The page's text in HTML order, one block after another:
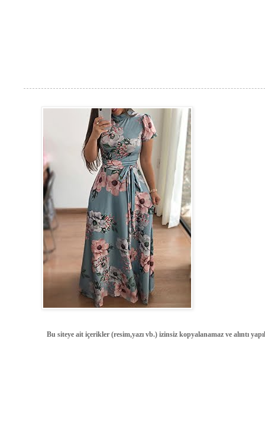
Bu siteye ait içerikler (resim,yazı vb.) izinsiz kopyalanamaz ve alıntı